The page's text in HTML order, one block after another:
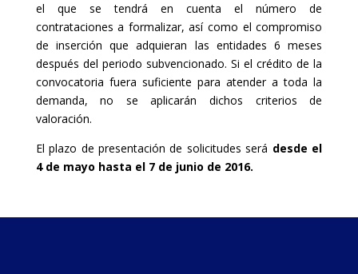
el que se tendrá en cuenta el número de
contrataciones a formalizar, así como el compromiso
de inserción que adquieran las entidades 6 meses
después del periodo subvencionado. Si el crédito de la
convocatoria fuera suficiente para atender a toda la
demanda, no se aplicarán dichos criterios de
valoración.
El plazo de presentación de solicitudes será desde el
4 de mayo hasta el 7 de junio de 2016.